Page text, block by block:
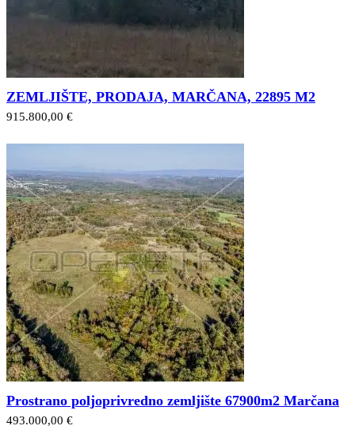
ZEMLJIŠTE, PRODAJA, MARČANA, 22895 M2
915.800,00 €
Prostrano poljoprivredno zemljište 67900m2 Marčana
493.000,00 €